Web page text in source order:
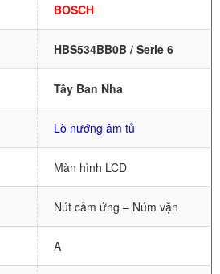
BOSCH
HBS534BB0B / Serie 6
Tây Ban Nha
Lò nướng âm tủ
Màn hình LCD
Nút cảm ứng – Núm vặn
A